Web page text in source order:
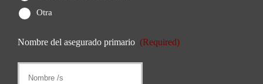
Otra
Nombre del asegurado primario (Required)